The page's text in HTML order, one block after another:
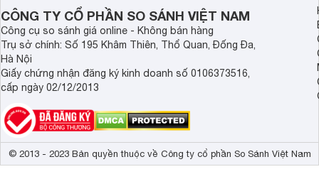
đình bạn trong năm 2025.
được câu trả lời,
đúng đắn nhất.
CÔNG TY CỔ PHẦN SO SÁNH VIỆT NAM
Công cụ so sánh giá online - Không bán hàng
Trụ sở chính: Số 195 Khâm Thiên, Thổ Quan, Đống Đa,
Hà Nội
Giấy chứng nhận đăng ký kinh doanh số 0106373516,
cấp ngày 02/12/2013
© 2013 - 2023 Bản quyền thuộc về Công ty cổ phần So Sánh Việt Nam